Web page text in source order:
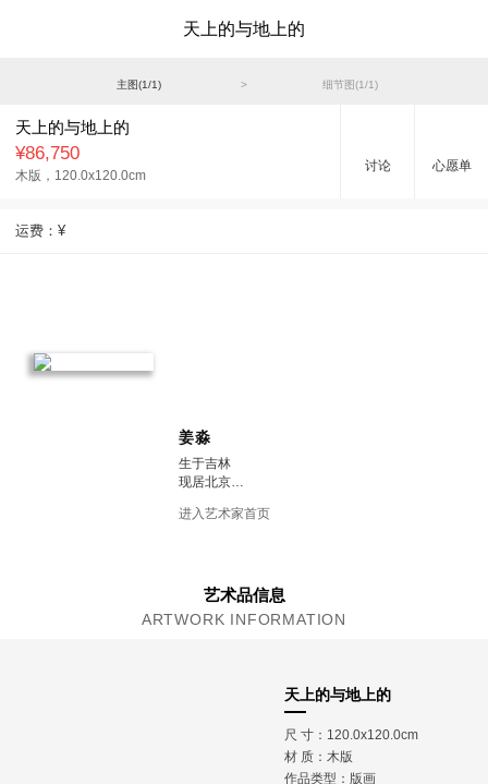
天上的与地上的
主图(1/1) > 细节图(1/1)
天上的与地上的
¥86,750
木版， 120.0x120.0cm
讨论 心愿单
运费： ¥
姜淼
生于吉林
现居北京
硕士研究生毕业于中央美术学院版画系
进入艺术家首页
艺术品信息
ARTWORK INFORMATION
天上的与地上的
尺 寸：120.0x120.0cm
材 质： 木版
作品类型：版画